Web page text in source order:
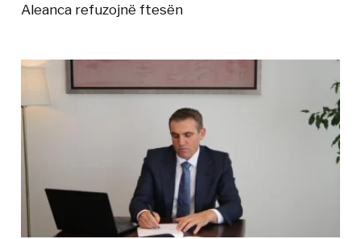
Aleanca refuzojnë ftesën